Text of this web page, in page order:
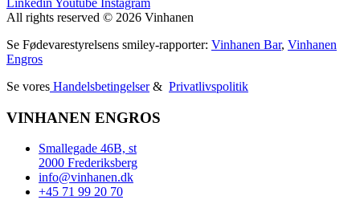
All rights reserved © 2026 Vinhanen
Se Fødevarestyrelsens smiley-rapporter: Vinhanen Bar, Vinhanen
Engros
Se vores Handelsbetingelser& Privatlivspolitik
VINHANEN ENGROS
Smallegade 46B, st
2000 Frederiksberg
info@vinhanen.dk
+45 71 99 20 70